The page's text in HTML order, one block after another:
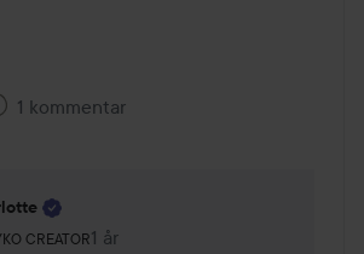
1 kommentar
CREATORroll: Lyko Creator.
1 år
Kommentaren lades 1 år